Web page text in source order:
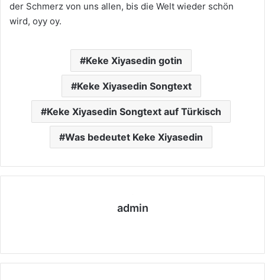
der Schmerz von uns allen, bis die Welt wieder schön
wird, oyy oy.
Keke Xiyasedin gotin
Keke Xiyasedin Songtext
Keke Xiyasedin Songtext auf Türkisch
Was bedeutet Keke Xiyasedin
admin
eit